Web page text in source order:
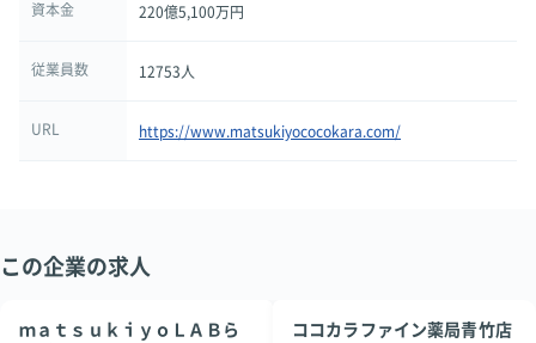
資本金 220億5,100万円
従業員数 12753人
URL https://www.matsukiyococokara.com/
この企業の求人
ｍａｔｓｕｋｉｙｏＬＡＢら
ココカラファイン薬局青竹店